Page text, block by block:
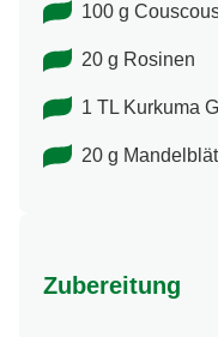
100 g
20 g Rosinen
1 TL Kurkuma
20 g
Zubereitung